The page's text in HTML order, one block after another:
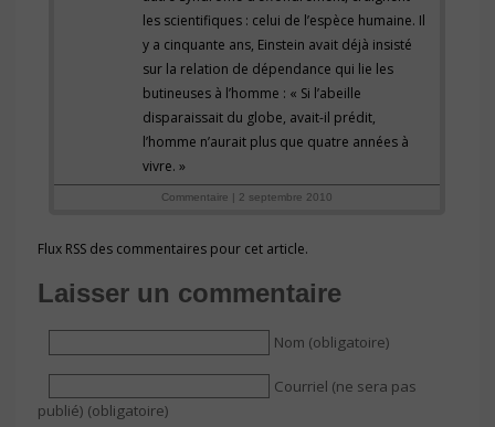
les scientifiques : celui de l’espèce humaine. Il
y a cinquante ans, Einstein avait déjà insisté
sur la relation de dépendance qui lie les
butineuses à l’homme : « Si l’abeille
disparaissait du globe, avait-il prédit,
l’homme n’aurait plus que quatre années à
vivre. »
Commentaire | 2 septembre 2010
Flux RSS des commentaires pour cet article.
Laisser un commentaire
Nom (obligatoire)
Courriel (ne sera pas
publié) (obligatoire)